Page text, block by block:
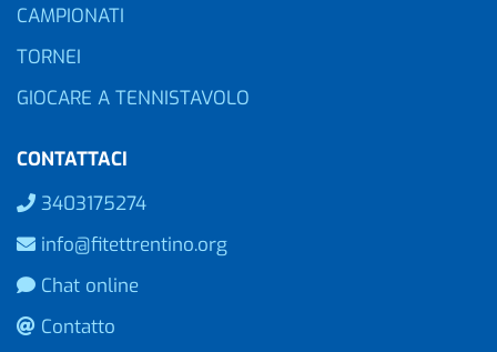
CAMPIONATI
TORNEI
GIOCARE A TENNISTAVOLO
CONTATTACI
3403175274
info@fitettrentino.org
Chat online
Contatto